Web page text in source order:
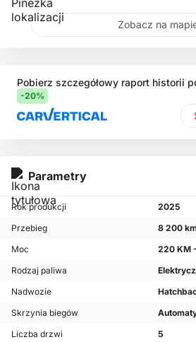
Pobierz szczegółowy raport historii
-20%
Parametry
Rok produkcji
2025
Przebieg
8 200
Moc
220 KM
Rodzaj paliwa
Nadwozie
Skrzynia biegów
Liczba drzwi
5
Zobacz na